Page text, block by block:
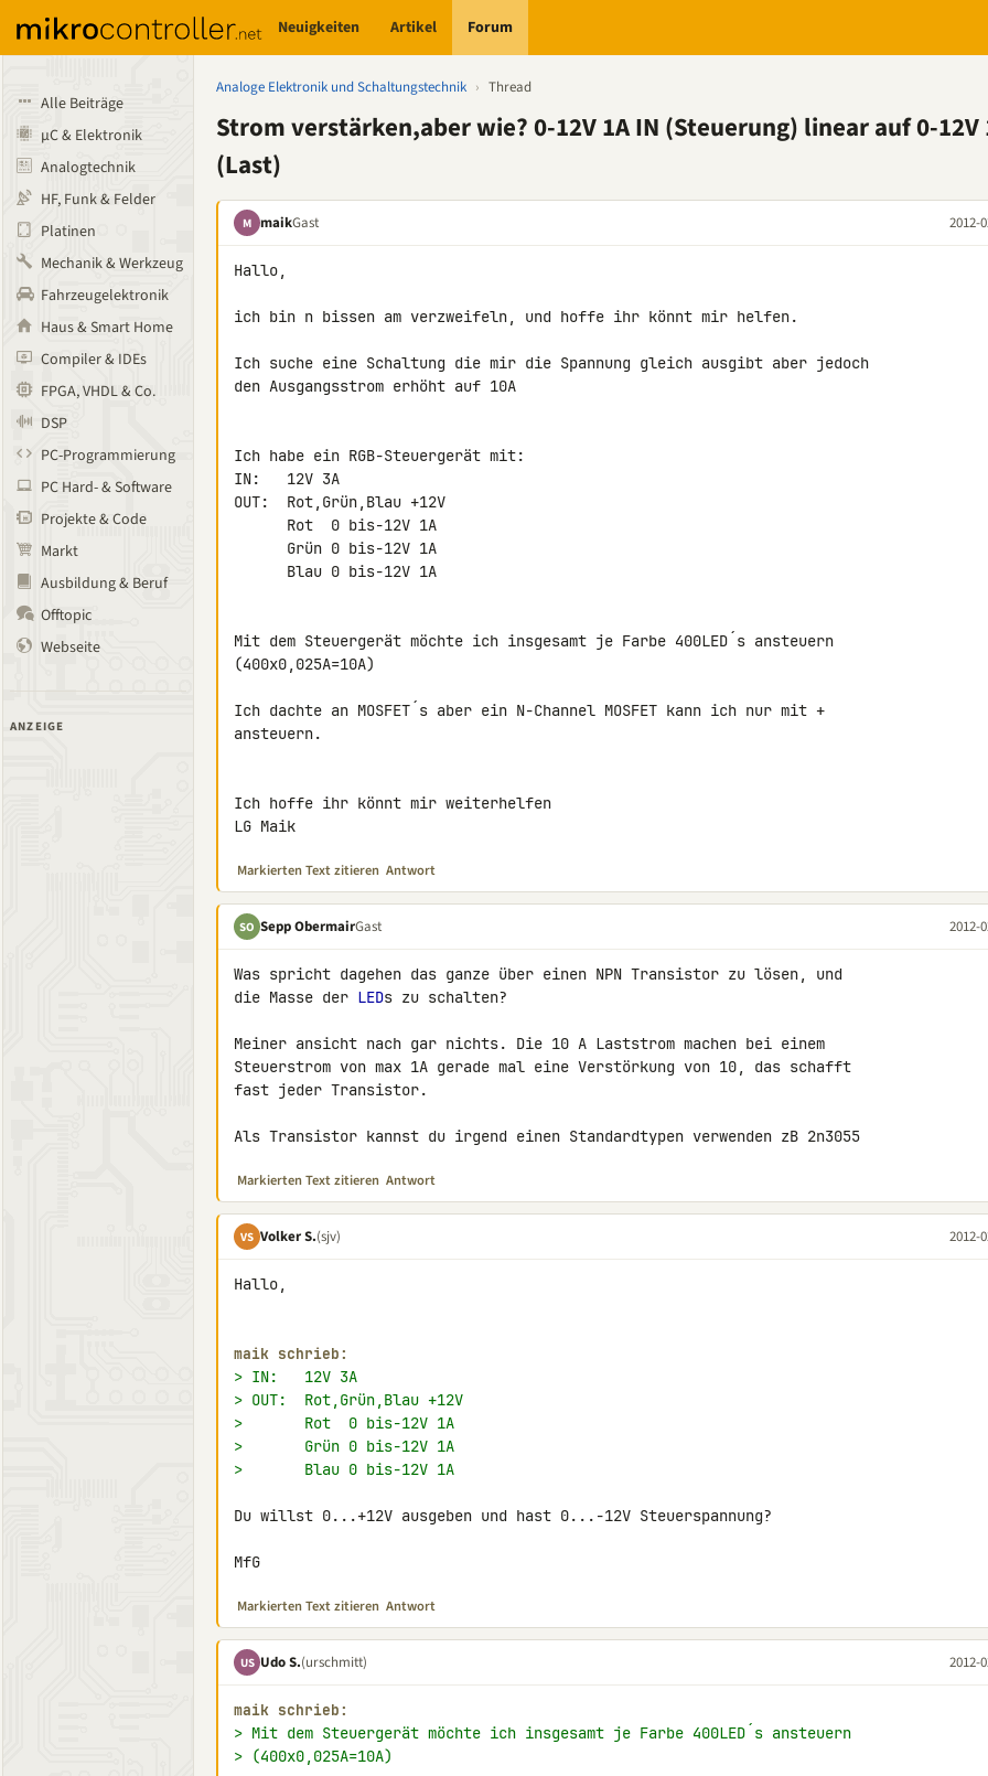
Neuigkeiten Artikel Forum
Alle Beiträge
µC & Elektronik
Analogtechnik
HF, Funk & Felder
Platinen
Mechanik & Werkzeug
Fahrzeugelektronik
Haus & Smart Home
Compiler & IDEs
FPGA, VHDL & Co.
DSP
PC-Programmierung
PC Hard- & Software
Projekte & Code
Markt
Ausbildung & Beruf
Offtopic
Webseite
ANZEIGE
Analoge Elektronik und Schaltungstechnik › Thread
Strom verstärken,aber wie? 0-12V 1A IN (Steuerung) linear auf 0-12V
(Last)
M maikGast 2012-
Hallo,
ich bin n bissen am verzweifeln, und hoffe ihr könnt mir helfen.
Ich suche eine Schaltung die mir die Spannung gleich ausgibt aber jedoch
den Ausgangsstrom erhöht auf 10A
Ich habe ein RGB-Steuergerät mit:
IN:   12V 3A
OUT:  Rot,Grün,Blau +12V
Mit dem Steuergerät möchte ich insgesamt je Farbe 400LED´s ansteuern
(400x0,025A=10A)
Ich dachte an MOSFET´s aber ein N-Channel MOSFET kann ich nur mit +
ansteuern.
Ich hoffe ihr könnt mir weiterhelfen
LG Maik
Markierten Text zitieren Antwort
SO Sepp ObermairGast 2012-
Was spricht dagehen das ganze über einen NPN Transistor zu lösen, und
die Masse der LEDs zu schalten?
Meiner ansicht nach gar nichts. Die 10 A Laststrom machen bei einem
Steuerstrom von max 1A gerade mal eine Verstörkung von 10, das schafft
fast jeder Transistor.
Als Transistor kannst du irgend einen Standardtypen verwenden zB 2n3055
Markierten Text zitieren Antwort
VS Volker S.(sjv) 2012-
Hallo,
maik schrieb:
> IN:   12V 3A
> OUT:  Rot,Grün,Blau +12V
>       Rot  0 bis-12V 1A
>       Grün 0 bis-12V 1A
>       Blau 0 bis-12V 1A
Du willst 0...+12V ausgeben und hast 0...-12V Steuerspannung?
MfG
Markierten Text zitieren Antwort
US Udo S.(urschmitt) 2012-
maik schrieb:
> Mit dem Steuergerät möchte ich insgesamt je Farbe 400LED´s ansteuern
> (400x0,025A=10A)